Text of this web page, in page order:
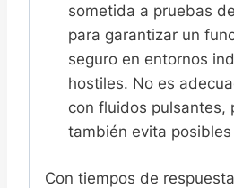
sometida a pruebas
para garantizar un
seguro en entornos
hostiles. No es
con fluidos pulsantes,
también evita
Con tiempos de